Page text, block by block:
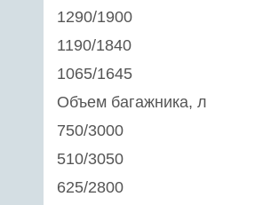
1290/1900
1190/1840
1065/1645
Объем багажника, л
750/3000
510/3050
625/2800